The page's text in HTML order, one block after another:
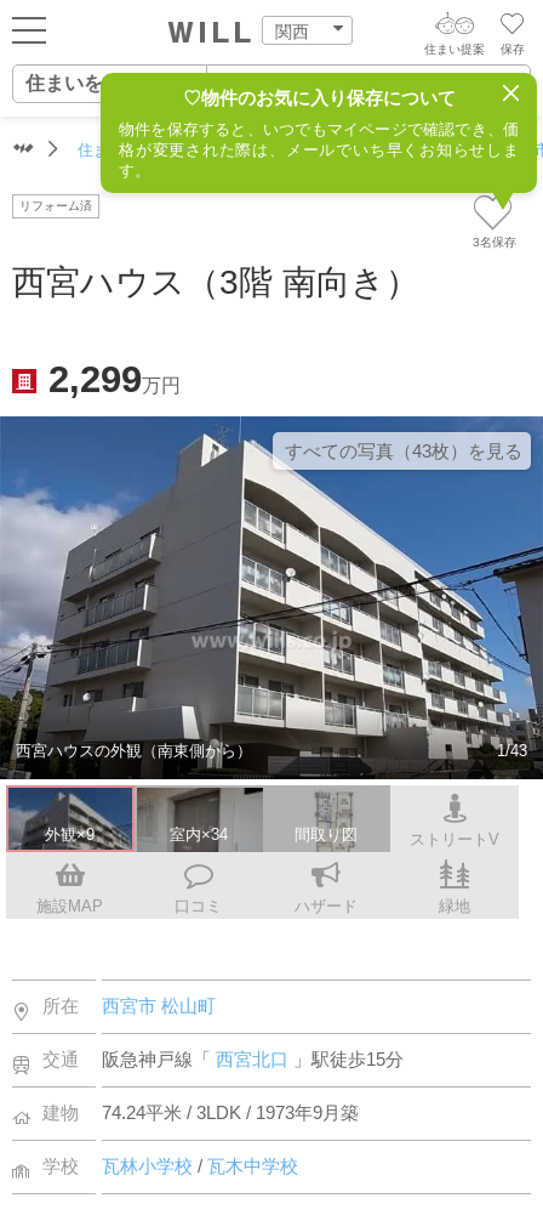
関西
ログイン
新規会員登録
住まいを売る
住まいをつくる
店舗案内
スタッフ紹介
会社案内
保存
住まい提案
住まいをさがす
住まいをさがす
自宅の相場をみる
住まい事例をさが
営業所をさがす
AIウィルくんの提案
AI住まい提案を受ける
不動産エージェントの提案
相場データを依頼する
住まいをさがす（関西） 住所からさがす 不動産(西宮
♡物件のお気に入り保存について
物件を保存すると、いつでもマイページで確認でき、価
格が変更された際は、メールでいち早くお知らせしま
す。
3名保存
リフォーム済
西宮ハウス（3階 南向き）
2,299万円
すべての写真（43枚）を⾒る
西宮ハウスの外観（南東側から） 1/43
外観×9 室内×34 間取り図 ストリートV
施設MAP 口コミ ハザード 緑地
所在 西宮市松山町
交通 阪急神戸線「西宮北口 」駅徒歩15分
建物 74.24平米 / 3LDK / 1973年9月築
学校 瓦林小学校/瓦木中学校